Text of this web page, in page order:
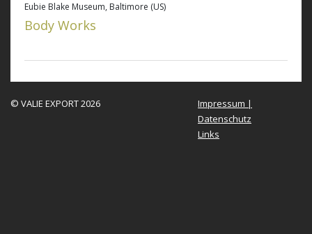
Eubie Blake Museum, Baltimore (US)
Body Works
© VALIE EXPORT 2026
Impressum |
Datenschutz
Links